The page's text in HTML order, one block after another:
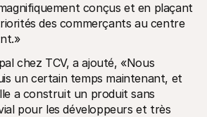
conçus et en plaçant
des commerçants au centre
chez TCV, a ajouté, «Nous
un certain temps maintenant, et
a construit un produit sans
pour les développeurs et très